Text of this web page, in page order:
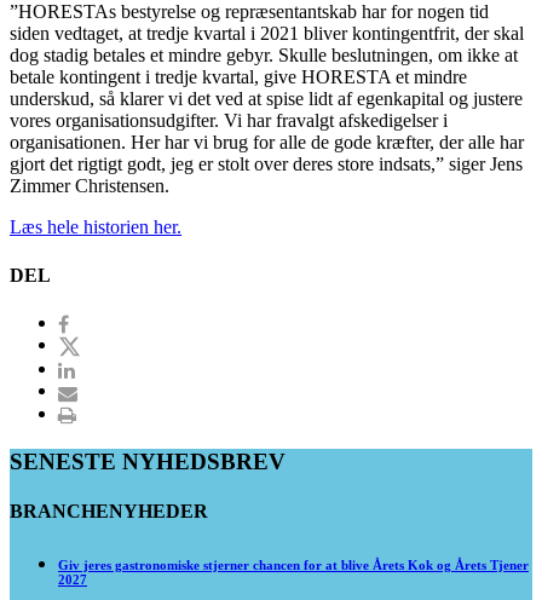
”HORESTAs bestyrelse og repræsentantskab har for nogen tid
siden vedtaget, at tredje kvartal i 2021 bliver kontingentfrit, der skal
dog stadig betales et mindre gebyr. Skulle beslutningen, om ikke at
betale kontingent i tredje kvartal, give HORESTA et mindre
underskud, så klarer vi det ved at spise lidt af egenkapital og justere
vores organisationsudgifter. Vi har fravalgt afskedigelser i
organisationen. Her har vi brug for alle de gode kræfter, der alle har
gjort det rigtigt godt, jeg er stolt over deres store indsats,” siger Jens
Zimmer Christensen.
Læs hele historien her.
DEL
SENESTE NYHEDSBREV
BRANCHENYHEDER
Giv jeres gastronomiske stjerner chancen for at blive Årets Kok og Årets Tjener
2027